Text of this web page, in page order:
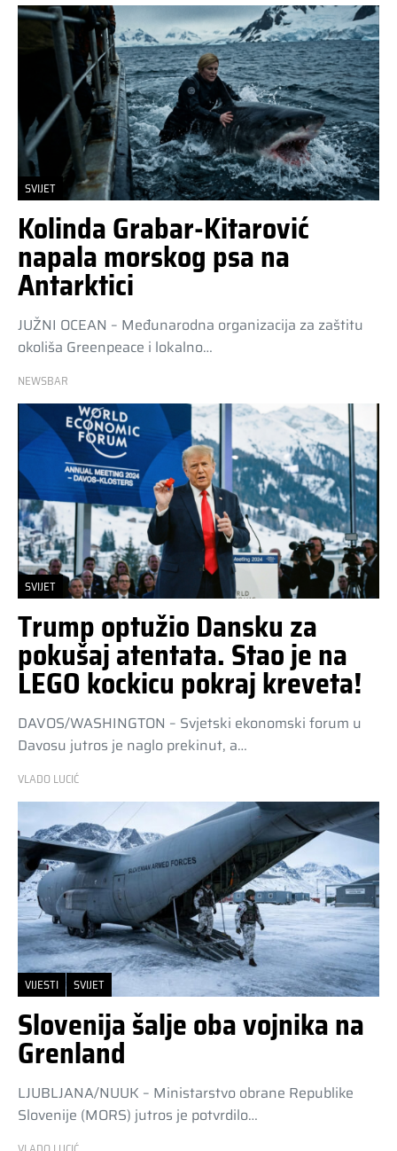
SVIJET
Kolinda Grabar-Kitarović
napala morskog psa na
Antarktici
JUŽNI OCEAN – Međunarodna organizacija za zaštitu
okoliša Greenpeace i lokalno…
NEWSBAR
SVIJET
Trump optužio Dansku za
pokušaj atentata. Stao je na
LEGO kockicu pokraj kreveta!
DAVOS/WASHINGTON – Svjetski ekonomski forum u
Davosu jutros je naglo prekinut, a…
VLADO LUCIĆ
VIJESTI SVIJET
Slovenija šalje oba vojnika na
Grenland
LJUBLJANA/NUUK – Ministarstvo obrane Republike
Slovenije (MORS) jutros je potvrdilo…